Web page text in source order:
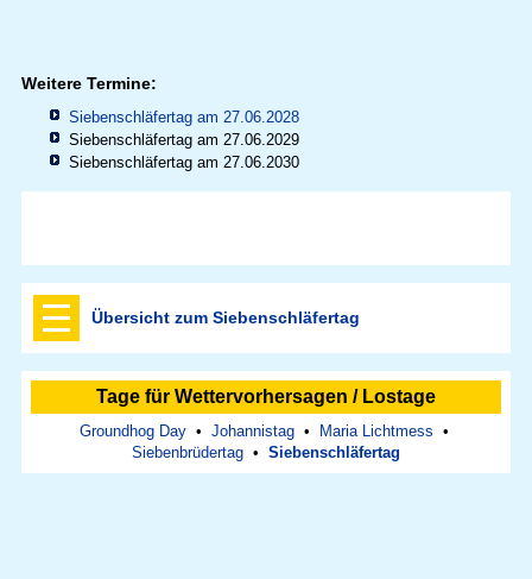
Weitere Termine:
Siebenschläfertag am 27.06.2028
Siebenschläfertag am 27.06.2029
Siebenschläfertag am 27.06.2030
Übersicht zum Siebenschläfertag
Tage für Wettervorhersagen / Lostage
Groundhog Day• Johannistag• Maria Lichtmess •
Siebenbrüdertag • Siebenschläfertag